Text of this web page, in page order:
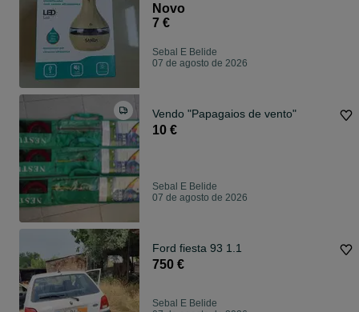
Novo
7 €
Sebal E Belide
07 de agosto de 2026
Vendo "Papagaios de vento"
10 €
Sebal E Belide
07 de agosto de 2026
Ford fiesta 93 1.1
750 €
Sebal E Belide